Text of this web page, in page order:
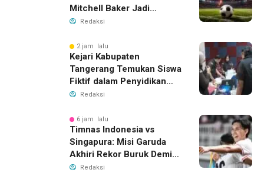
Mitchell Baker Jadi
Sorotan di Piala AFF 2026
Redaksi
2 jam lalu
Kejari Kabupaten
Tangerang Temukan Siswa
Fiktif dalam Penyidikan
Dana BOP PKBM
Redaksi
6 jam lalu
Timnas Indonesia vs
Singapura: Misi Garuda
Akhiri Rekor Buruk Demi
Tiket Semifinal Piala AFF
Redaksi